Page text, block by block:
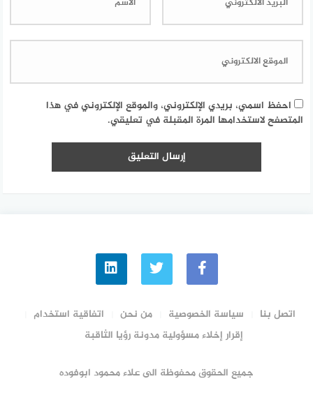
احفظ اسمي، بريدي الإلكتروني، والموقع الإلكتروني في هذا
المتصفح لاستخدامها المرة المقبلة في تعليقي.
اتصل بنا سياسة الخصوصية من نحن
اتفاقية استخدام
إقرار إخلاء مسؤولية مدونة رؤيا الثاقبة
جميع الحقوق محفوظة الى علاء محمود ابوفوده